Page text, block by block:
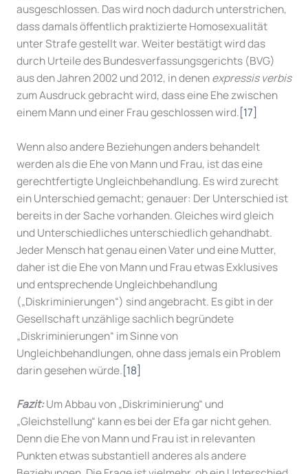
ausgeschlossen. Das wird noch dadurch unterstrichen,
dass damals öffentlich praktizierte Homosexualität
unter Strafe gestellt war. Weiter bestätigt wird das
durch Urteile des Bundesverfassungsgerichts (BVG)
aus den Jahren 2002 und 2012, in denenexpressis verbis
zum Ausdruck gebracht wird, dass eine Ehe zwischen
einem Mann und einer Frau geschlossen wird.[17]
Wenn also andere Beziehungen anders behandelt
werden als die Ehe von Mann und Frau, ist das eine
gerechtfertigte Ungleichbehandlung. Es wird zurecht
ein Unterschied gemacht; genauer: Der Unterschied ist
bereits in der Sache vorhanden. Gleiches wird gleich
und Unterschiedliches unterschiedlich gehandhabt.
Jeder Mensch hat genau einen Vater und eine Mutter,
daher ist die Ehe von Mann und Frau etwas Exklusives
und entsprechende Ungleichbehandlung
(„Diskriminierungen“) sind angebracht. Es gibt in der
Gesellschaft unzählige sachlich begründete
„Diskriminierungen“ im Sinne von
Ungleichbehandlungen, ohne dass jemals ein Problem
darin gesehen würde.[18]
Fazit:Um Abbau von „Diskriminierung“ und
„Gleichstellung“ kann es bei der Efa gar nicht gehen.
Denn die Ehe von Mann und Frau ist in relevanten
Punkten etwas substantiell anderes als andere